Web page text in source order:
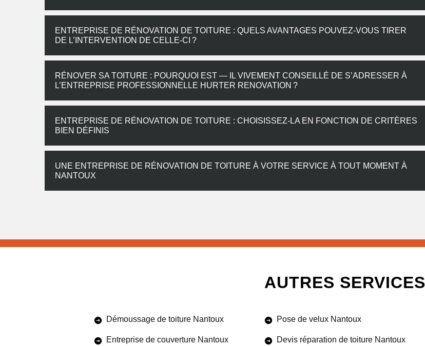
ENTREPRISE DE RÉNOVATION DE TOITURE : QUELS AVANTAGES POUVEZ-VOUS TIRER
DE L’INTERVENTION DE CELLE-CI ?
RÉNOVER SA TOITURE : POURQUOI EST — IL VIVEMENT CONSEILLÉ DE S’ADRESSER À
L’ENTREPRISE PROFESSIONNELLE HURTER RENOVATION ?
ENTREPRISE DE RÉNOVATION DE TOITURE : CHOISISSEZ-LA EN FONCTION DE CRITÈRES
BIEN DÉFINIS
UNE ENTREPRISE DE RÉNOVATION DE TOITURE À VOTRE SERVICE À TOUT MOMENT À
NANTOUX
AUTRES SERVICES
Démoussage de toiture Nantoux
Entreprise de couverture Nantoux
Pose de velux Nantoux
Devis réparation de toiture Nantoux